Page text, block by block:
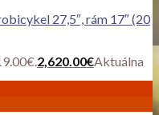
27,5″, rám 17″ (20
2,620.00€Aktuálna